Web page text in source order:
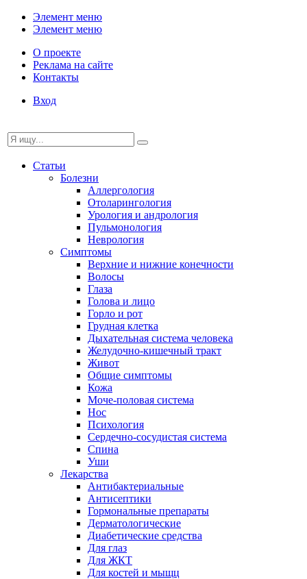
Элемент меню
Элемент меню
О проекте
Реклама на сайте
Контакты
Вход
Статьи
Болезни
Аллергология
Отоларингология
Урология и андрология
Пульмонология
Неврология
Симптомы
Верхние и нижние конечности
Волосы
Глаза
Голова и лицо
Горло и рот
Грудная клетка
Дыхательная система человека
Желудочно-кишечный тракт
Живот
Общие симптомы
Кожа
Моче-половая система
Нос
Психология
Сердечно-сосудистая система
Спина
Уши
Лекарства
Антибактериальные
Антисептики
Гормональные препараты
Дерматологические
Диабетические средства
Для глаз
Для ЖКТ
Для костей и мыщц